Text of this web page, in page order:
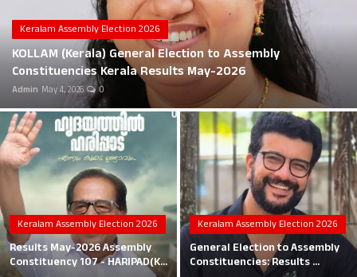
Career
Education
Business
Local News
Earn Money
Tutorials
Malayalam
Keralam Assembly Election 2026
KOLLAM (Kerala) General Election to Assembly
Constituencies Kerala Results May-2026
Admin May 4, 2026 0
Keralam Assembly Election 2026
Results May-2026 Assembly
Constituency 107 - HARIPAD(K...
Keralam Assembly Election 2026
General Election to Assembly
Constituencies: Results ...